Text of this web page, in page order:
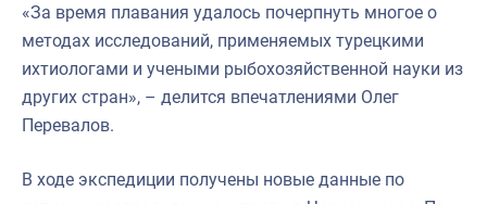
«За время плавания удалось почерпнуть многое о
методах исследований, применяемых турецкими
ихтиологами и учеными рыбохозяйственной науки из
других стран», – делится впечатлениями Олег
Перевалов.
В ходе экспедиции получены новые данные по